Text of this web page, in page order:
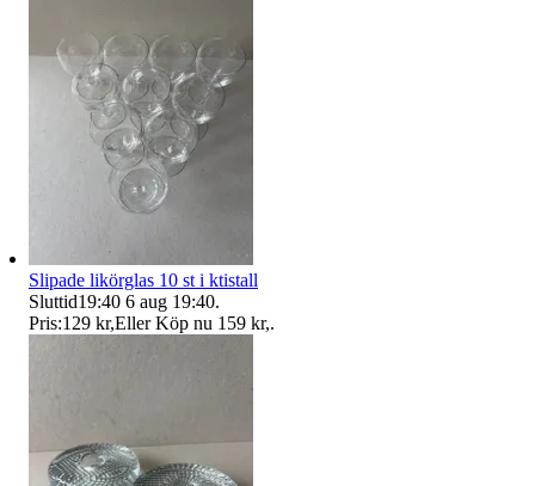
Slipade likörglas 10 st i ktistall
Sluttid19:40 6 aug 19:40.
Pris:129 kr,Eller Köp nu 159 kr,.